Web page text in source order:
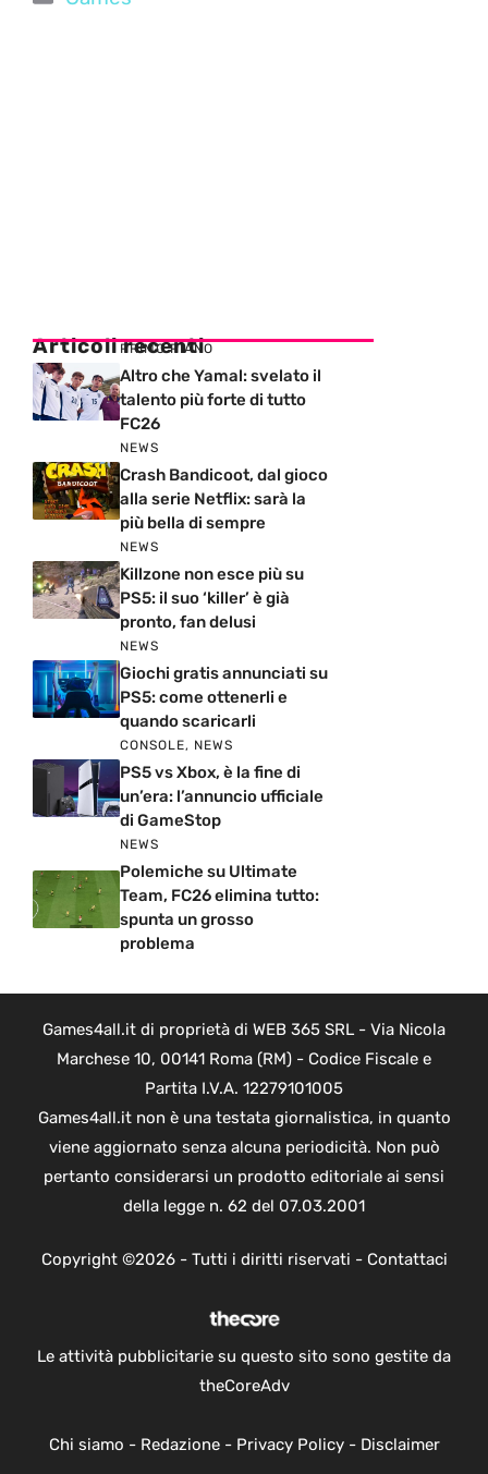
Articoli recenti
PRIMO PIANO
Altro che Yamal: svelato il
talento più forte di tutto
FC26
NEWS
Crash Bandicoot, dal gioco
alla serie Netflix: sarà la
più bella di sempre
NEWS
Killzone non esce più su
PS5: il suo ‘killer’ è già
pronto, fan delusi
NEWS
Giochi gratis annunciati su
PS5: come ottenerli e
quando scaricarli
CONSOLE, NEWS
PS5 vs Xbox, è la fine di
un’era: l’annuncio ufficiale
di GameStop
NEWS
Polemiche su Ultimate
Team, FC26 elimina tutto:
spunta un grosso
problema
Games4all.it di proprietà di WEB 365 SRL - Via Nicola
Marchese 10, 00141 Roma (RM) - Codice Fiscale e
Partita I.V.A. 12279101005
Games4all.it non è una testata giornalistica, in quanto
viene aggiornato senza alcuna periodicità. Non può
pertanto considerarsi un prodotto editoriale ai sensi
della legge n. 62 del 07.03.2001
Copyright ©2026 - Tutti i diritti riservati - Contattaci
Le attività pubblicitarie su questo sito sono gestite da
theCoreAdv
Chi siamo - Redazione- Privacy Policy- Disclaimer